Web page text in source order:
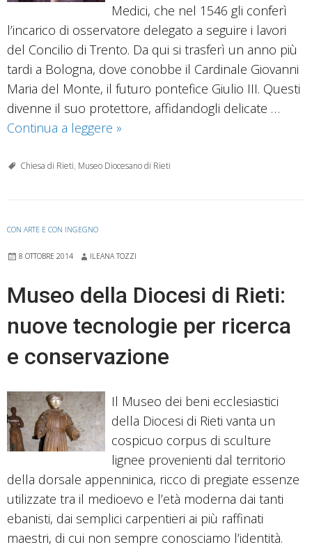
Medici, che nel 1546 gli conferì
l’incarico di osservatore delegato a seguire i lavori
del Concilio di Trento. Da qui si trasferì un anno più
tardi a Bologna, dove conobbe il Cardinale Giovanni
Maria del Monte, il futuro pontefice Giulio III. Questi
divenne il suo protettore, affidandogli delicate …
Continua a leggere Mons.
e
Giovanni
Fonte
»
Chiesa di Rieti, Museo Diocesano di Rieti
CON ARTE E CON INGEGNO
8 OTTOBRE 2014 ILEANA TOZZI
Museo della Diocesi di Rieti:
nuove tecnologie per ricerca
e conservazione
Il Museo dei beni ecclesiastici
della Diocesi di Rieti vanta un
cospicuo corpus di sculture
lignee provenienti dal territorio
della dorsale appenninica, ricco di pregiate essenze
utilizzate tra il medioevo e l’età moderna dai tanti
ebanisti, dai semplici carpentieri ai più raffinati
maestri, di cui non sempre conosciamo l’identità.